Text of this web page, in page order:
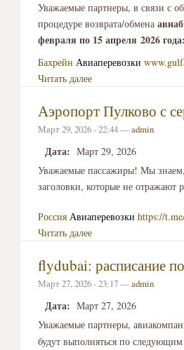
Уважаемые партнеры, в связи с
процедуре возврата/обмена
февраля по 15 апреля 2026 года:
Бахрейн Авиаперевозки
Читать далее
Аэропорт Пулково с
Март 29, 2026 - 22:44 —admin
Дата: Март 29, 2026
Уважаемые пассажиры! Мы знаем,
заголовки, которые не отражают
Россия Авиаперевозки https://
Читать далее
flydubai: расписание
Март 27, 2026 - 23:17 —admin
Дата: Март 27, 2026
Уважаемые партнеры,
будут выполняться по